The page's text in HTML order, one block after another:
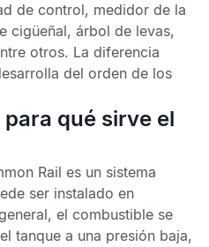
de control, medidor de la
cigüeñal, árbol de levas,
otros. La diferencia
del orden de los
qué sirve el
Rail es un sistema
ser instalado en
el combustible se
tanque a una presión baja,